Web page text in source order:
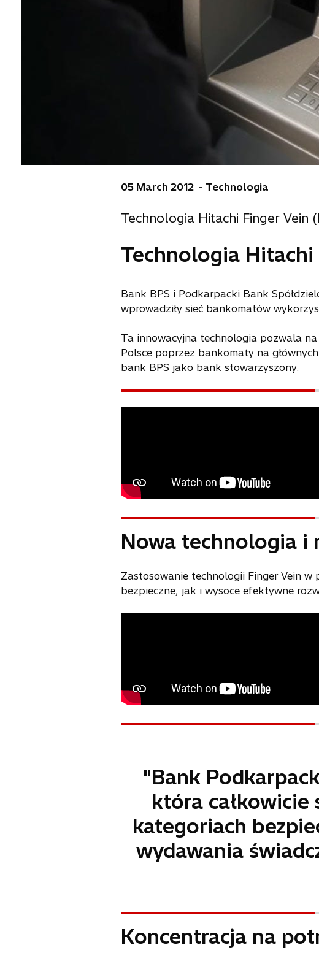
05 March 2012 - Technologia
Technologia Hitachi Finger Vein
Technologia Hitachi
Bank BPS i Podkarpacki Bank
wprowadziły sieć bankomatów
Ta innowacyjna technologia pozwala
Polsce poprzez bankomaty na
bank BPS jako bank stowarzyszony.
Nowa technologia i
Zastosowanie technologii Finger Vein
bezpieczne, jak i wysoce efektywne
"Bank
która całkowicie
kategoriach
wydawania
Koncentracja na